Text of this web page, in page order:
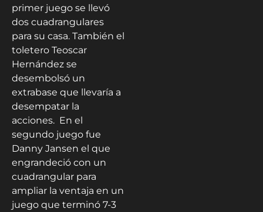
primer juego se llevó
dos cuadrangulares
para su casa. También el
toletero Teoscar
Hernández se
desembolsó un
extrabase que llevaría a
desempatar la
acciones. En el
segundo juego fue
Danny Jansen el que
engrandeció con un
cuadrangular para
ampliar la ventaja en un
juego que terminó 7-3